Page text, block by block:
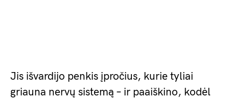
Jis išvardijo penkis įpročius, kurie tyliai
griauna nervų sistemą – ir paaiškino, kodėl